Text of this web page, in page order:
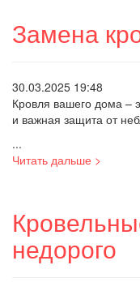
Замена
30.03.2025 19:48
Кровля вашего дома –
и важная защита от
...
Читать дальше >
недорого